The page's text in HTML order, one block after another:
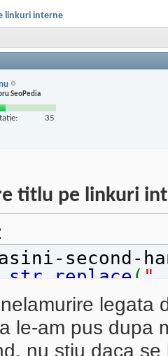
linkuri interne
SeoPedia
35
titlu pe linkuri
second-
str_replace ( "
title="masini
hand"><b><?
/>
legata
le-am pus dupa
nu stiu daca